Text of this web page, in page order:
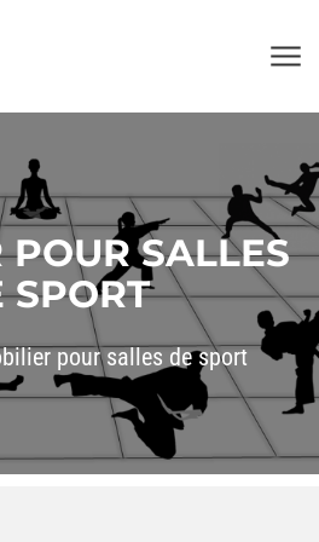
SALLES
SPORT
pour salles de sport